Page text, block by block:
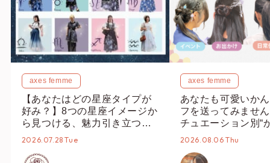
axes femme
【あなたはどの星座タイプが
好み？】8つの星座イメージか
ら見つける、魅力引き立つス
タイリング♡
2026.07.28 Tue
axes femme
あなたも可愛いか
フを送ってみませ
チュエーション別“
オススメ【ショッ
2026.08.06 Thu